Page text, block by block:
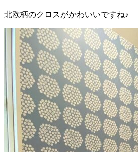
北欧柄のクロスがかわいいですね♪